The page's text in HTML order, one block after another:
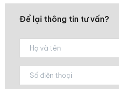
Để lại thông tin tư vấn?